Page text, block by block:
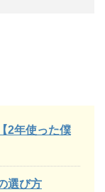
2年使った僕
選び方